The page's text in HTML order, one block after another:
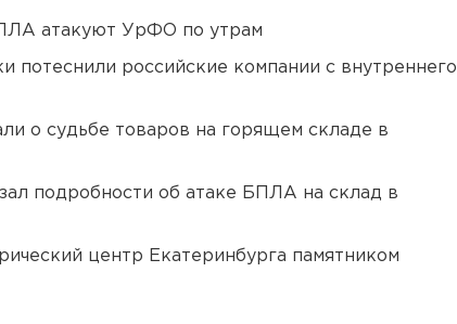
атакуют УрФО по утрам
потеснили российские компании с внутреннего
о судьбе товаров на горящем складе в
подробности об атаке БПЛА на склад в
центр Екатеринбурга памятником